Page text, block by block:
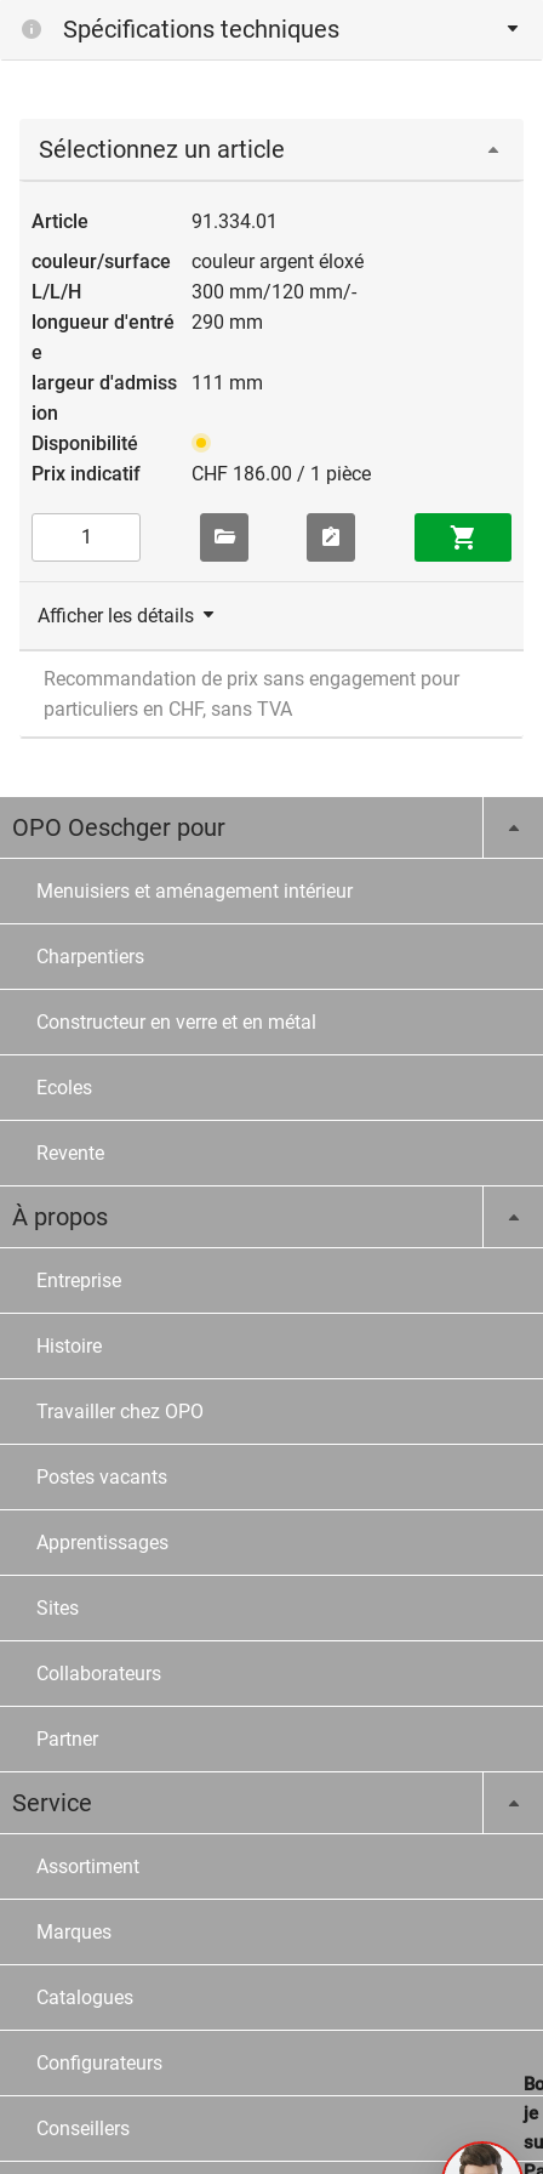
Spécifications techniques
Sélectionnez un article
91.334.01
couleur argent éloxé
300 mm/120 mm/-
290 mm
111 mm
CHF 186.00 / 1 pièce
Afficher les détails
Recommandation de prix sans engagement pour
particuliers en CHF, sans TVA
OPO Oeschger pour
Menuisiers et aménagement intérieur
Charpentiers
Constructeur en verre et en métal
Ecoles
Revente
À propos
Entreprise
Histoire
Travailler chez OPO
Postes vacants
Apprentissages
Sites
Collaborateurs
Partner
Service
Assortiment
Marques
Catalogues
Configurateurs
Conseillers
je